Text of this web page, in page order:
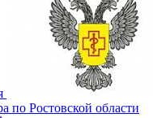
по Ростовской области